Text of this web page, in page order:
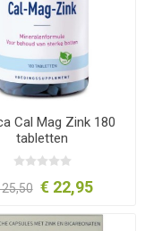
Cal Mag Zink 180
tabletten
€ 22,95